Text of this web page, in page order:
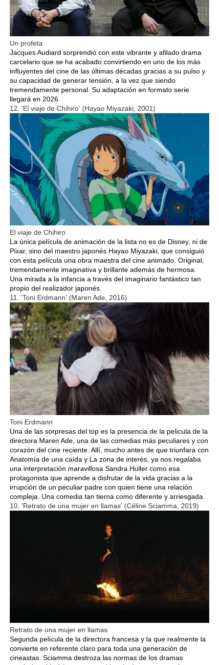
Un profeta
Jacques Audiard sorprendió con este vibrante y afilado drama
carcelario que se ha acabado convirtiendo en uno de los más
influyentes del cine de las últimas décadas gracias a su pulso y
su capacidad de generar tensión, a la vez que siendo
tremendamente personal. Su adaptación en formato serie
llegará en 2026.
12. 'El viaje de Chihiro' (Hayao Miyazaki, 2001)
El viaje de Chihiro
La única película de animación de la lista no es de Disney, ni de
Pixar, sino del maestro japonés Hayao Miyazaki, que consiguió
con esta película una obra maestra del cine animado. Original,
tremendamente imaginativa y brillante además de hermosa.
Una mirada a la infancia a través del imaginario fantástico tan
propio del realizador japonés.
11. 'Toni Erdmann' (Maren Ade, 2016)
Toni Erdmann
Una de las sorpresas del top es la presencia de la película de la
directora Maren Ade, una de las comedias más peculiares y con
corazón del cine reciente. Allí, mucho antes de que triunfara con
Anatomía de una caída y La zona de interés, ya nos regalaba
una interpretación maravillosa Sandra Huller como esa
protagonista que aprende a disfrutar de la vida gracias a la
irrupción de un peculiar padre con quien tiene una relación
compleja. Una comedia tan tierna como diferente y arriesgada.
10. 'Retrato de una mujer en llamas' (Céline Sciamma, 2019)
Retrato de una mujer en llamas
Segunda película de la directora francesa y la que realmente la
convierte en referente claro para toda una generación de
cineastas. Sciamma destroza las normas de los dramas